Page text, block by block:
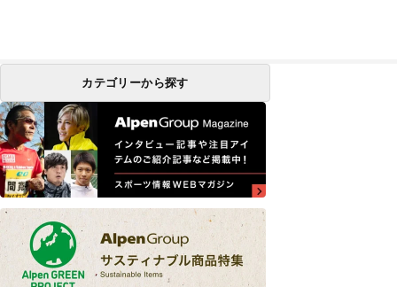
カテゴリーから探す